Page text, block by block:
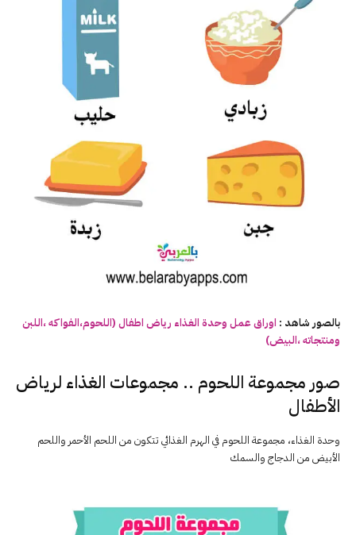
بالصور شاهد : اوراق عمل وحدة الغذاء رياض اطفال (اللحوم،الفواكه ،اللبن
ومنتجاته ،البيض)
صور مجموعة اللحوم .. مجموعات الغذاء لرياض
الأطفال
وحدة الغذاء، مجموعة اللحوم في الهرم الغذائي تتكون من اللحم الأحمر واللحم
الأبيض من الدجاج والسمك